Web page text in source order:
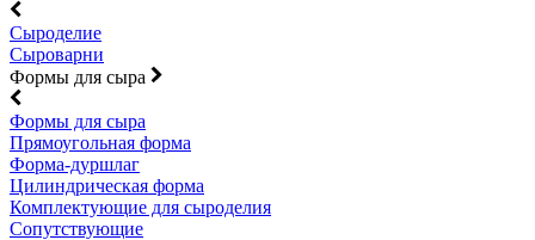
Сыроделие
Сыроварни
Формы для сыра
Формы для сыра
Прямоугольная форма
Форма-дуршлаг
Цилиндрическая форма
Комплектующие для сыроделия
Сопутствующие